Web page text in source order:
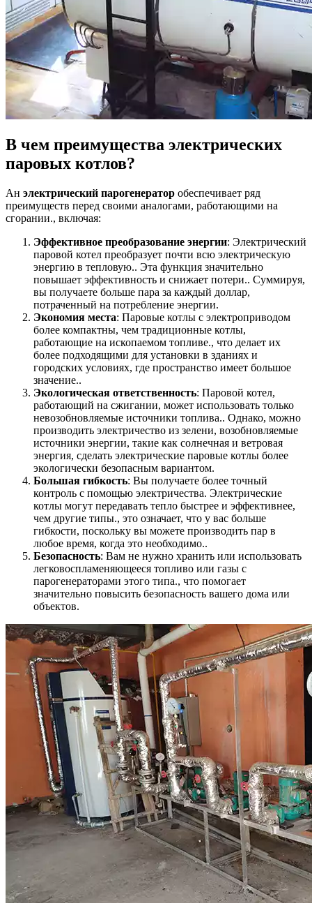
В чем преимущества электрических
паровых котлов?
Ан электрический парогенератор обеспечивает ряд
преимуществ перед своими аналогами, работающими на
сгорании., включая:
Эффективное преобразование энергии: Электрический
паровой котел преобразует почти всю электрическую
энергию в тепловую.. Эта функция значительно
повышает эффективность и снижает потери.. Суммируя,
вы получаете больше пара за каждый доллар,
потраченный на потребление энергии.
Экономия места: Паровые котлы с электроприводом
более компактны, чем традиционные котлы,
работающие на ископаемом топливе., что делает их
более подходящими для установки в зданиях и
городских условиях, где пространство имеет большое
значение..
Экологическая ответственность: Паровой котел,
работающий на сжигании, может использовать только
невозобновляемые источники топлива.. Однако, можно
производить электричество из зелени, возобновляемые
источники энергии, такие как солнечная и ветровая
энергия, сделать электрические паровые котлы более
экологически безопасным вариантом.
Большая гибкость: Вы получаете более точный
контроль с помощью электричества. Электрические
котлы могут передавать тепло быстрее и эффективнее,
чем другие типы., это означает, что у вас больше
гибкости, поскольку вы можете производить пар в
любое время, когда это необходимо..
Безопасность: Вам не нужно хранить или использовать
легковоспламеняющееся топливо или газы с
парогенераторами этого типа., что помогает
значительно повысить безопасность вашего дома или
объектов.